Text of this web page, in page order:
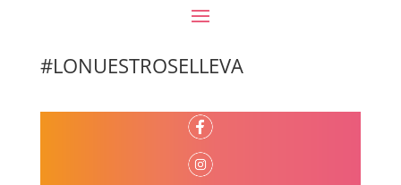
#LONUESTROSELLEVA